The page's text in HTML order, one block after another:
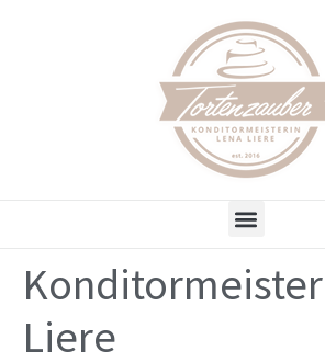
Liere